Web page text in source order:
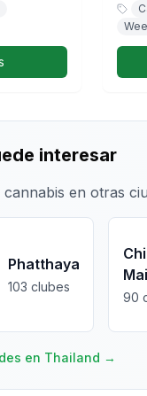
interesar
en otras
Phatthaya
103 clubes
Mai
90
en Thailand →